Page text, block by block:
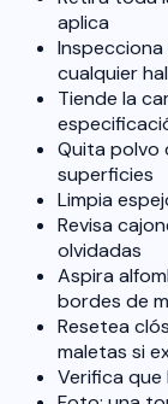
aplica
cualquier
Tiende la
Quita polvo
superficies
Limpia
Revisa
olvidadas
Aspira
bordes de
Resetea
maletas si
Verifica